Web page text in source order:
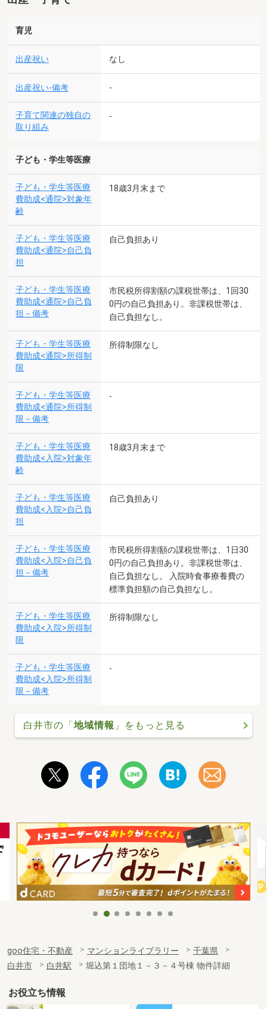
育児
出産祝い なし
出産祝い-備考 -
子育て関連の独自の
取り組み
-
子ども・学生等医療
子ども・学生等医療
費助成<通院>対象年
齢
18歳3月末まで
子ども・学生等医療
費助成<通院>自己負
担
自己負担あり
子ども・学生等医療
費助成<通院>自己負
担－備考
市民税所得割額の課税世帯は、1回30
0円の自己負担あり。非課税世帯は、
自己負担なし。
子ども・学生等医療
費助成<通院>所得制
限
所得制限なし
子ども・学生等医療
費助成<通院>所得制
限－備考
-
子ども・学生等医療
費助成<入院>対象年
齢
18歳3月末まで
子ども・学生等医療
費助成<入院>自己負
担
自己負担あり
子ども・学生等医療
費助成<入院>自己負
担－備考
市民税所得割額の課税世帯は、1日30
0円の自己負担あり。非課税世帯は、
自己負担なし。 入院時食事療養費の
標準負担額の自己負担なし。
子ども・学生等医療
費助成<入院>所得制
限
所得制限なし
子ども・学生等医療
費助成<入院>所得制
限－備考
-
白井市の「地域情報 」をもっと見る
goo住宅・不動産 マンションライブラリー
千葉県
白井市
白井駅 堀込第１団地１－３－４号棟 物件詳細
お役立ち情報